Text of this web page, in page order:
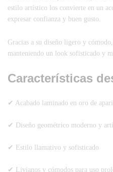
estilo artístico los convierte en un
expresar confianza y buen gusto.
Gracias a su diseño ligero y
manteniendo un look sofisticado y
Características
✔ Acabado laminado en oro de
✔ Diseño geométrico moderno y
✔ Estilo llamativo y sofisticado
✔ Livianos y cómodos para uso